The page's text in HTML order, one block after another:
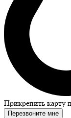
Прикрепить карту
Перезвоните мне